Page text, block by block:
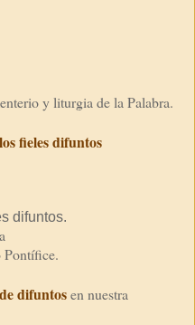
yliturgia de la Palabra.
fieles difuntos
difuntos.
Pontífice.
difuntosen nuestra